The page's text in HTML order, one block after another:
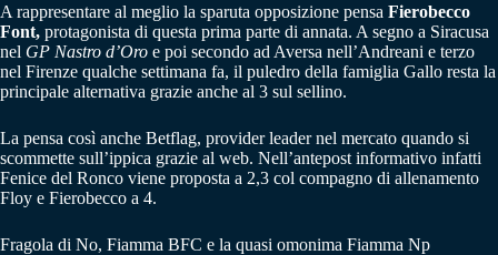
A rappresentare al meglio la sparuta opposizione pensa Fierobecco
Font, protagonista di questa prima parte di annata. A segno a Siracusa
nel GP Nastro d’Oro e poi secondo ad Aversa nell’Andreani e terzo
nel Firenze qualche settimana fa, il puledro della famiglia Gallo resta la
principale alternativa grazie anche al 3 sul sellino.
La pensa così anche Betflag, provider leader nel mercato quando si
scommette sull’ippica grazie al web. Nell’antepost informativo infatti
Fenice del Ronco viene proposta a 2,3 col compagno di allenamento
Floy e Fierobecco a 4.
Fragola di No, Fiamma BFC e la quasi omonima Fiamma Np